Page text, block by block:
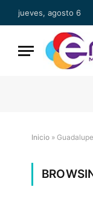
jueves, agosto 6
Inicio »